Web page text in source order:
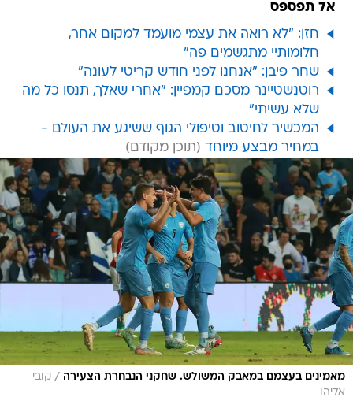
אל תפספס
חזן: "לא רואה את עצמי מועמד למקום אחר,
חלומותיי מתגשמים פה"
שחר פיבן: "אנחנו לפני חודש קריטי לעונה"
רוטנשטיינר מסכם קמפיין: "אחרי שאלך, תנסו כל מה
שלא עשיתי"
המכשיר לחיטוב וטיפולי הגוף ששיגע את העולם -
במחיר מבצע מיוחד
מאמינים בעצמם במאבק המשולש. שחקני הנבחרת הצעירה / קובי
אליהו